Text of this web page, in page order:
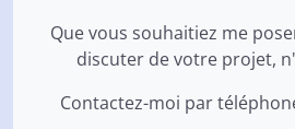
Que vous souhaitiez me
discuter de votre projet,
Contactez-moi par